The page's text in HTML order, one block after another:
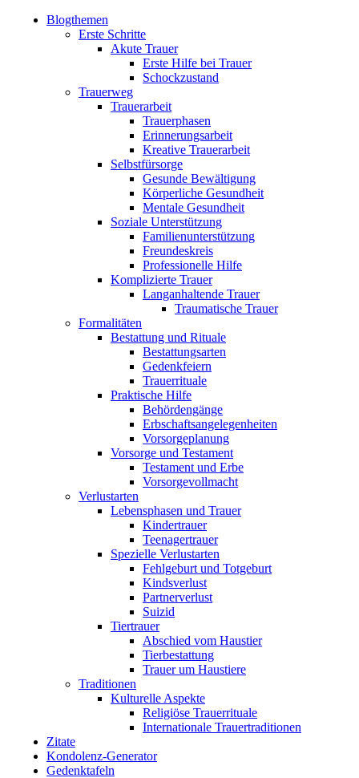
Blogthemen
Erste Schritte
Akute Trauer
Erste Hilfe bei Trauer
Schockzustand
Trauerweg
Trauerarbeit
Trauerphasen
Erinnerungsarbeit
Kreative Trauerarbeit
Selbstfürsorge
Gesunde Bewältigung
Körperliche Gesundheit
Mentale Gesundheit
Soziale Unterstützung
Familienunterstützung
Freundeskreis
Professionelle Hilfe
Komplizierte Trauer
Langanhaltende Trauer
Traumatische Trauer
Formalitäten
Bestattung und Rituale
Bestattungsarten
Gedenkfeiern
Trauerrituale
Praktische Hilfe
Behördengänge
Erbschaftsangelegenheiten
Vorsorgeplanung
Vorsorge und Testament
Testament und Erbe
Vorsorgevollmacht
Verlustarten
Lebensphasen und Trauer
Kindertrauer
Teenagertrauer
Spezielle Verlustarten
Fehlgeburt und Totgeburt
Kindsverlust
Partnerverlust
Suizid
Tiertrauer
Abschied vom Haustier
Tierbestattung
Trauer um Haustiere
Traditionen
Kulturelle Aspekte
Religiöse Trauerrituale
Internationale Trauertraditionen
Zitate
Kondolenz-Generator
Gedenktafeln